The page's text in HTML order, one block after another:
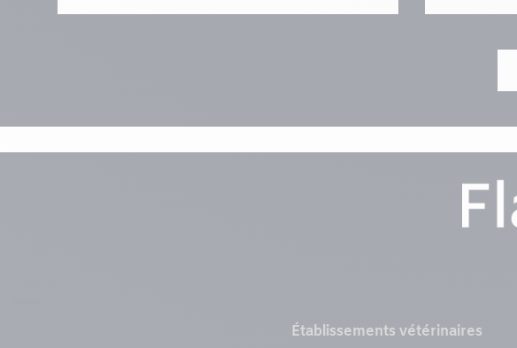
Établissements vétérinaires